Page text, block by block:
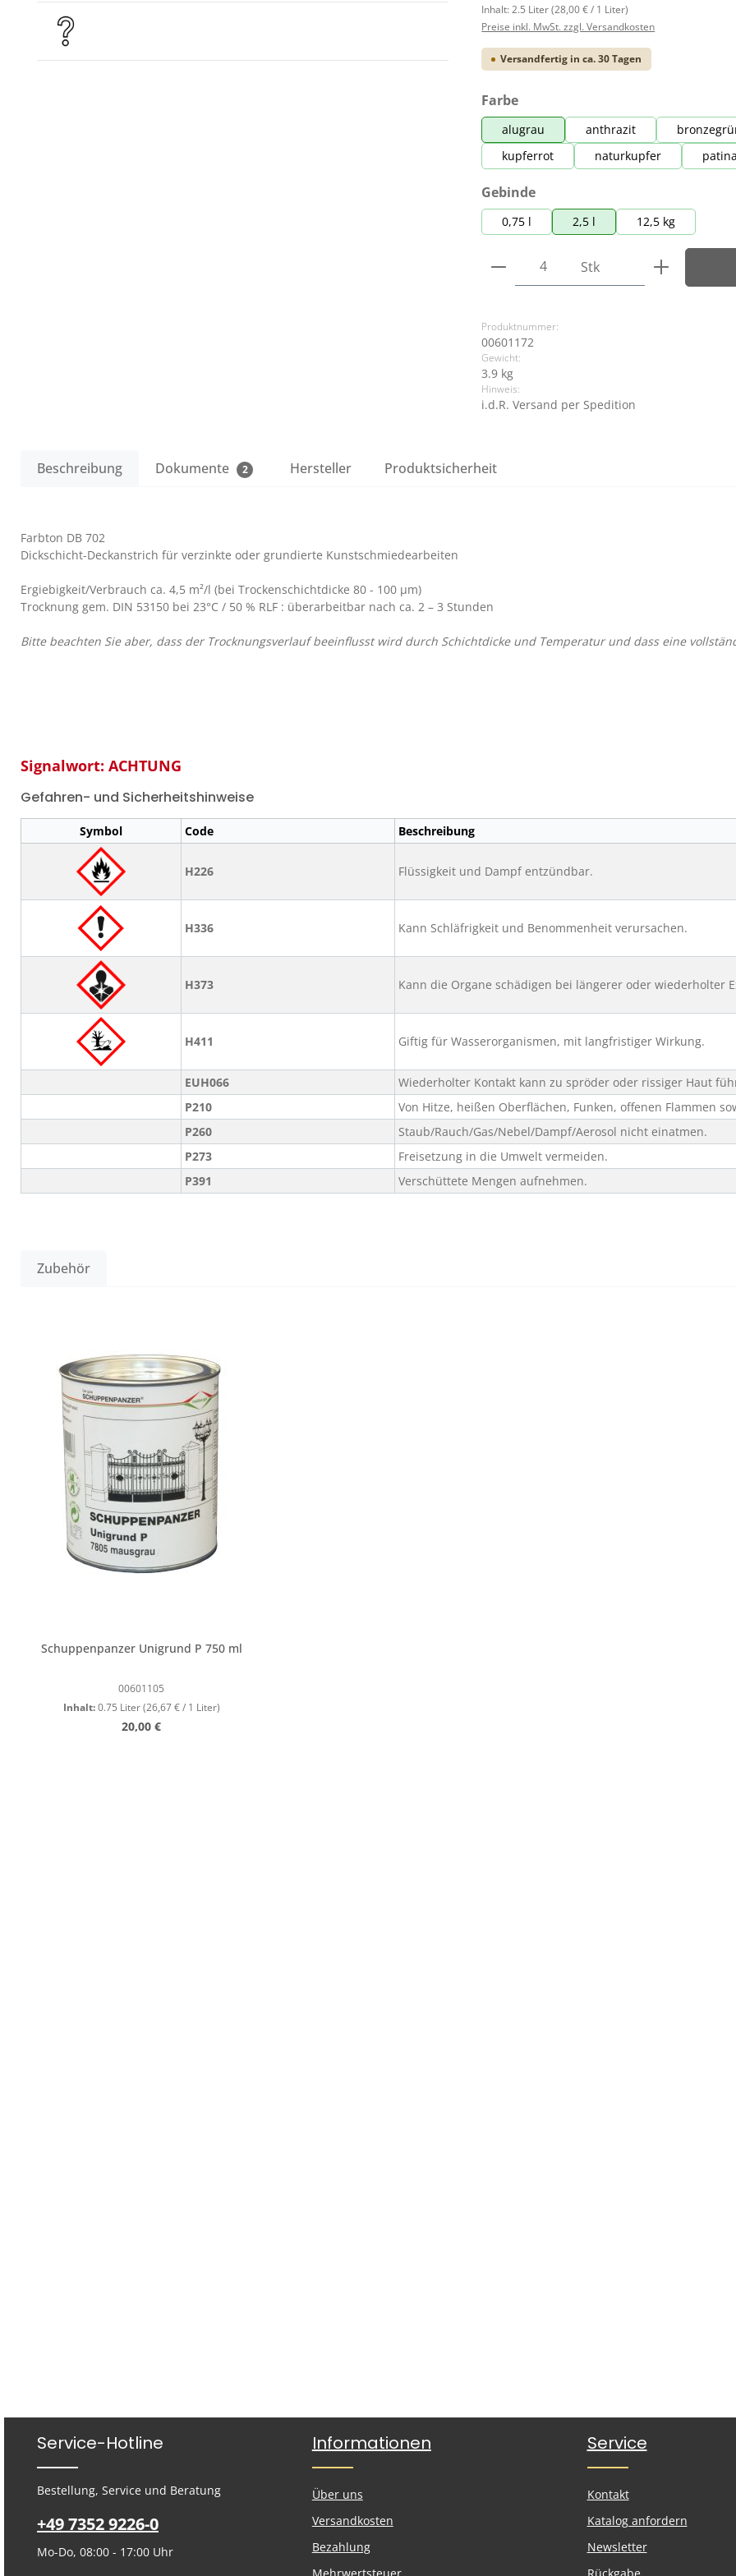
Inhalt:2.5 Liter(28,00 € / 1 Liter)
Preise inkl. MwSt. zzgl. Versandkosten
Versandfertig in ca. 30 Tagen
Farbeauswählen
alugrau anthrazit
kupferrot
naturkupfer
Gebindeauswählen
0,75 l 2,5 l 12,5 kg
Produkt Anzahl: Gib den
Stk
Produktnummer:
00601172
Gewicht:
3.9 kg
Hinweis:
i.d.R. Versand per Spedition
Beschreibung Dokumente 2 Hersteller Produktsicherheit
Farbton DB 702
Dickschicht-Deckanstrich für verzinkte oder grundierte Kunstschmiedearbeiten
Ergiebigkeit/Verbrauch ca. 4,5 m²/l (bei Trockenschichtdicke 80 - 100 µm)
Trocknung gem. DIN 53150 bei 23°C / 50 % RLF : überarbeitbar nach ca. 2 – 3 Stunden
Bitte beachten Sie aber, dass der Trocknungsverlauf beeinflusst wird durch Schichtdicke und Temperatur und dass eine
Signalwort: ACHTUNG
Gefahren- und Sicherheitshinweise
Symbol Code Beschreibung
H226 Flüssigkeit und Dampf entzündbar.
H336 Kann Schläfrigkeit und Benommenheit verursachen.
H373 Kann die Organe schädigen bei längerer oder wiederholter
H411 Giftig für Wasserorganismen, mit langfristiger Wirkung.
EUH066
Wiederholter Kontakt kann zu spröder oder rissiger Haut
P210
Von Hitze, heißen Oberflächen, Funken, offenen Flammen
P260
Staub/Rauch/Gas/Nebel/Dampf/Aerosol nicht einatmen.
P273
Freisetzung in die Umwelt vermeiden.
P391
Verschüttete Mengen aufnehmen.
Zubehör
Schuppenpanzer Unigrund P 750 ml
00601105
Inhalt:0.75 Liter(26,67 € / 1 Liter)
Regulärer Preis:
20,00 €
Service-Hotline
Bestellung, Service und Beratung
+49 7352 9226-0
Mo-Do, 08:00 - 17:00 Uhr
Informationen
Über uns
Versandkosten
Bezahlung
Service
Kontakt
Katalog anfordern
Newsletter